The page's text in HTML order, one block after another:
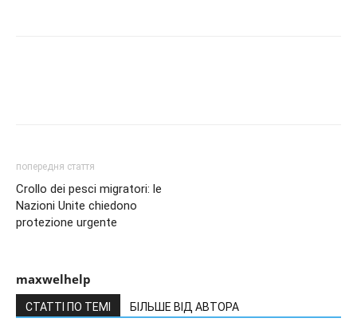
попередня стаття
Crollo dei pesci migratori: le
Nazioni Unite chiedono
protezione urgente
maxwelhelp
СТАТТІ ПО ТЕМІ БІЛЬШЕ ВІД АВТОРА